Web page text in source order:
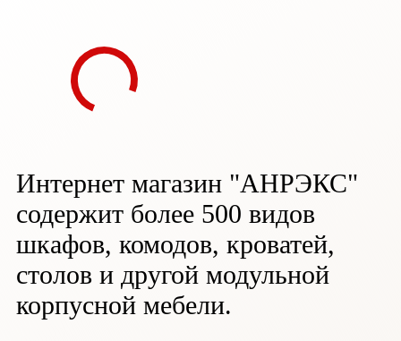
Интернет магазин "АНРЭКС"
содержит более 500 видов
шкафов, комодов, кроватей,
столов и другой модульной
корпусной мебели.